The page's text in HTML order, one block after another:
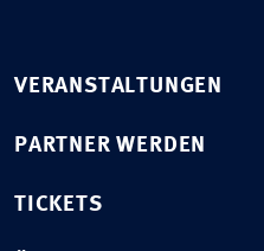
VERANSTALTUNGEN
PARTNER WERDEN
TICKETS